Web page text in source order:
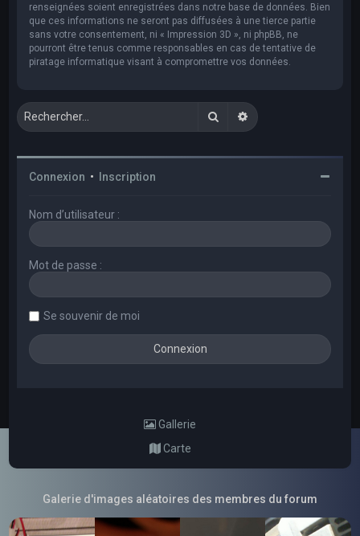
renseignées soient enregistrées dans notre base de données. Bien
que ces informations ne seront pas diffusées à une tierce partie
sans votre consentement, ni « Impression 3D », ni phpBB, ne
pourront être tenus comme responsables en cas de tentative de
piratage informatique visant à compromettre vos données.
RechercherRecherche avancée
Connexion • Inscription
Nom d’utilisateur :
Mot de passe :
Se souvenir de moi
Gallerie
Carte
Galerie d'images aléatoires des membres du forum